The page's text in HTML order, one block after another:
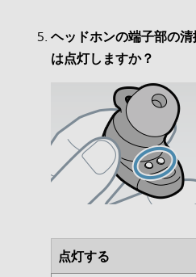
ヘッドホンの端子部の
は点灯しますか？
点灯する